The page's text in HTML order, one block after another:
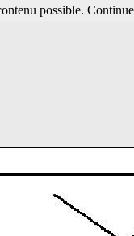
possible.